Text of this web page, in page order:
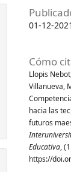
01-12-2021
Cómo
Llopis
Villanueva,
hacia las
futuros
Educativa,
https://